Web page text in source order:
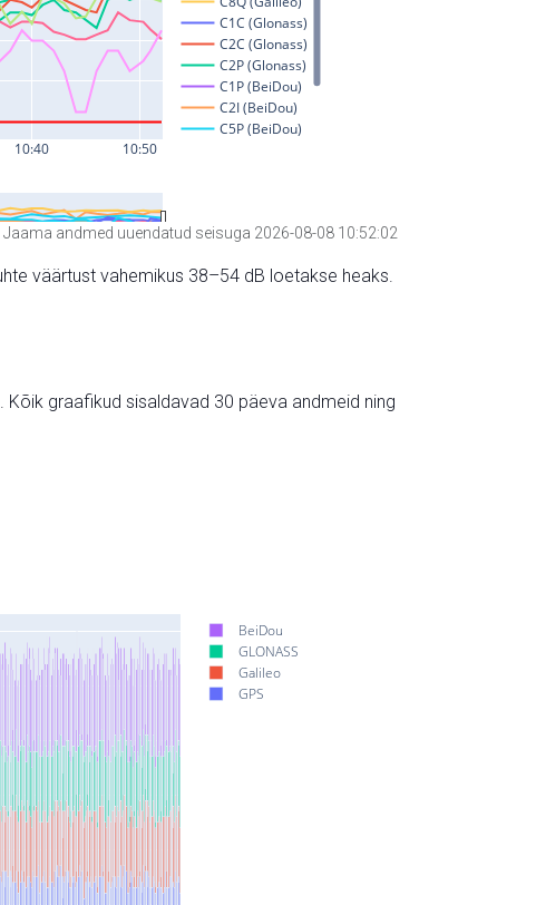
Jaama andmed uuendatud seisuga 2026-08-08 10:52:02
väärtust vahemikus 38–54 dB loetakse heaks.
graafikud sisaldavad 30 päeva andmeid ning
BeiDou
GLONASS
Galileo
GPS